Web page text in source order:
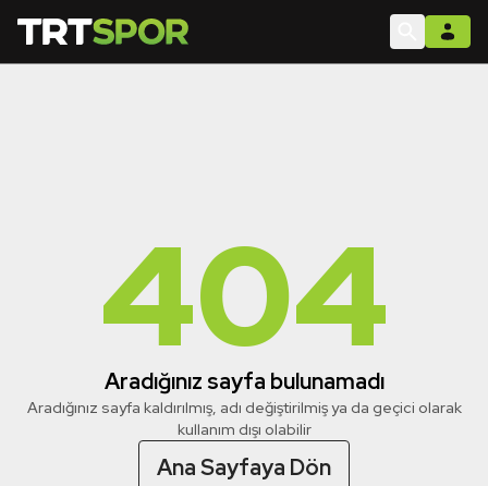
404
Aradığınız sayfa bulunamadı
Aradığınız sayfa kaldırılmış, adı değiştirilmiş ya da geçici olarak
kullanım dışı olabilir
Ana Sayfaya Dön